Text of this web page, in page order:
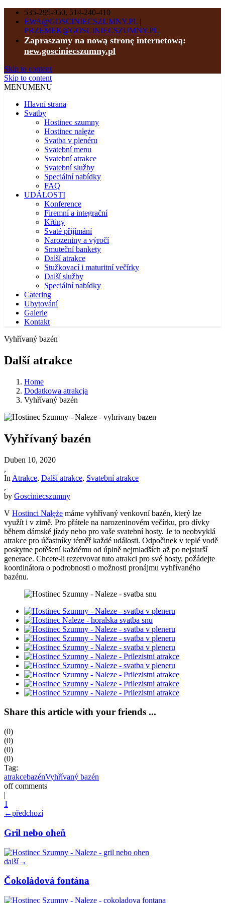
535-295-950, 514-240-410
EWA@GOSCINIECSZUMNY.PL |
PRZEMEK@GOSCINIECSZUMNY.PL
Zapraszamy na nową stronę internetową:
new.gosciniecszumny.pl
Skip to content
Skip to content
MENUMENU
Hlavní strana
Svatby
Hostinec szumny
Hostinec nałęże
Svatba v plenéru
Svatební menu
Svatební atrakce
Svatební služby
Speciální nabídky
FAQ
UDÁLOSTI
Konference
Firemní a integrační
Křtiny
Svaté přijímání
Narozeniny a výročí
Smuteční bankety
Další atrakce
Stužkovací i maturitní večírky
Další služby
Speciální nabídky
Catering
Ubytování
Galerie
Kontakt
Vyhřívaný bazén
Další atrakce
Home
Dodatkowa atrakcja
Vyhřívaný bazén
Vyhřívaný bazén
Duben 10, 2020
,
In Atrakce, Další atrakce, Svatební atrakce
,
by Gosciniecszumny
V Hostinci Nałęże máme vyhřívaný venkovní bazén, který lze
využít i v zimě. Pro přátele na narozeninovém večírku, pro dívky
během dámské jízdy nebo pro vaše svatební hosty. Je to neobvyklá
atrakce pro účastníky téměř každé události. Odpočinek v teplé vodě
poskytne potěšení každému od úplně nejmladších až po nejstarší
generace. Chcete-li rezervovat tuto atrakci pro své hosty, požádejte
koordinátora o podrobnosti o možnosti pronájmu vyhřívaného
bazénu.
Share this article with your friends ...
(0)
(0)
(0)
(0)
Tag:
atrakcebazénVyhřívaný bazén
off comments
|
1
←předchozí
Gril nebo oheň
další→
Čokoládová fontána